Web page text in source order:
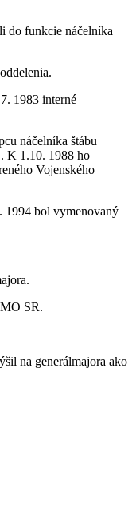
do funkcie náčelníka
1983 interné
náčelníka štábu
K 1.10. 1988 ho
Vojenského
1994 bol vymenovaný
SR.
na generálmajora ako